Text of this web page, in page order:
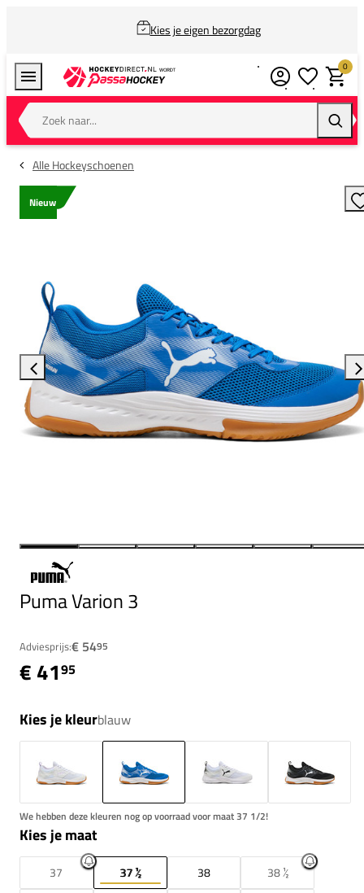
Kies je eigen bezorgdag
Zoek naar...
0
Alle Hockeyschoenen
Nieuw
Puma Varion 3
Adviesprijs:€ 5495
€ 4195
Kies je kleurblauw
We hebben deze kleuren nog op voorraad voor maat 37 1/2!
Kies je maat
37 37 ½ 38
38 ½